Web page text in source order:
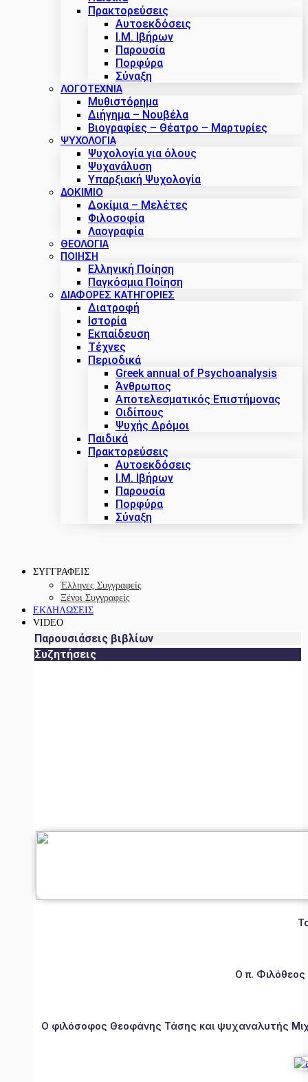
Πρακτoρεύσεις
Αυτοεκδόσεις
Ι.Μ. Ιβήρων
Παρουσία
Πορφύρα
Σύναξη
ΛΟΓΟΤΕΧΝΙΑ
Μυθιστόρημα
Διήγημα – Νουβέλα
Βιογραφίες – Θέατρο – Μαρτυρίες
ΨΥΧΟΛΟΓΙΑ
Ψυχολογία για όλους
Ψυχανάλυση
Υπαρξιακή Ψυχολογία
ΔΟΚΊΜΙΟ
Δοκίμια – Μελέτες
Φιλοσοφία
Λαογραφία
ΘΕΟΛΟΓΙΑ
ΠΟΙΗΣΗ
Ελληνική Ποίηση
Παγκόσμια Ποίηση
ΔΙΑΦΟΡΕΣ ΚΑΤΗΓΟΡΙΕΣ
Διατροφή
Ιστορία
Εκπαίδευση
Τέχνες
Περιοδικά
Greek annual of Psychoanalysis
Άνθρωπος
Αποτελεσματικός Επιστήμονας
Οιδίπους
Ψυχής Δρόμοι
Παιδικά
Πρακτoρεύσεις
Αυτοεκδόσεις
Ι.Μ. Ιβήρων
Παρουσία
Πορφύρα
Σύναξη
ΣΥΓΓΡΑΦΕΙΣ
Έλληνες Συγγραφείς
Ξένοι Συγγραφείς
ΕΚΔΗΛΩΣΕΙΣ
VIDEO
Παρουσιάσεις βιβλίων
Συζητήσεις
Ο π.
Ο φιλόσοφος Θεοφάνης Τάσης και ψυχαναλυτής